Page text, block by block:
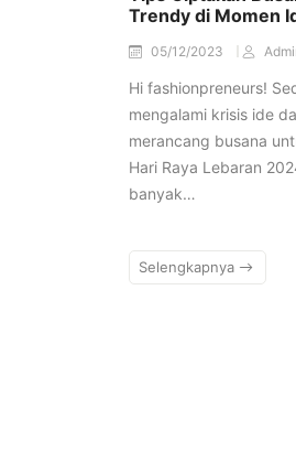
Trendy di Momen
05/12/2023
Hi fashionpreneurs!
mengalami krisis ide
merancang busana
Hari Raya Lebaran
banyak…
Selengkapnya